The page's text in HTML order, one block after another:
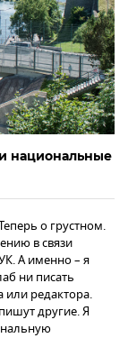
национальные
о грустном.
в связи
А именно – я
ни писать
или редактора.
другие. Я